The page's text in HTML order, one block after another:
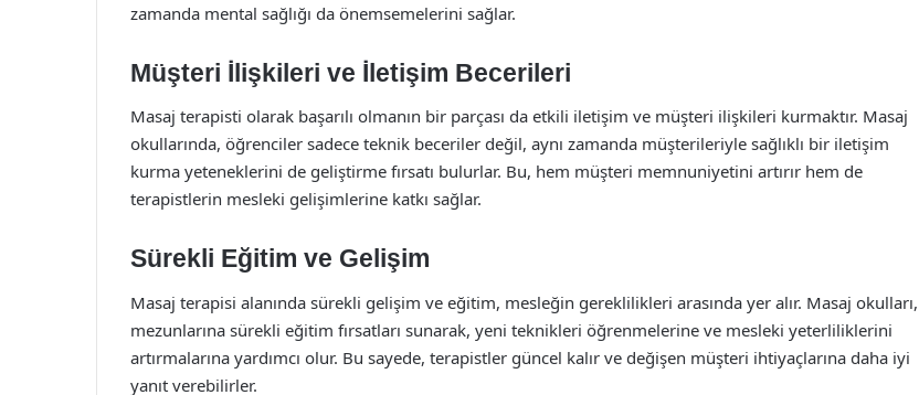
zamanda mental sağlığı da önemsemelerini sağlar.
Müşteri İlişkileri ve İletişim Becerileri
Masaj terapisti olarak başarılı olmanın bir parçası da etkili iletişim ve müşteri ilişkileri kurmaktır. Masaj
okullarında, öğrenciler sadece teknik beceriler değil, aynı zamanda müşterileriyle sağlıklı bir iletişim
kurma yeteneklerini de geliştirme fırsatı bulurlar. Bu, hem müşteri memnuniyetini artırır hem de
terapistlerin mesleki gelişimlerine katkı sağlar.
Sürekli Eğitim ve Gelişim
Masaj terapisi alanında sürekli gelişim ve eğitim, mesleğin gereklilikleri arasında yer alır. Masaj okulları,
mezunlarına sürekli eğitim fırsatları sunarak, yeni teknikleri öğrenmelerine ve mesleki yeterliliklerini
artırmalarına yardımcı olur. Bu sayede, terapistler güncel kalır ve değişen müşteri ihtiyaçlarına daha iyi
yanıt verebilirler.